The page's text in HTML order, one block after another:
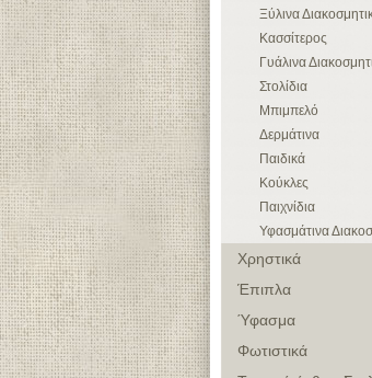
Ξύλινα
Κασσίτερος
Γυάλινα
Στολίδια
Μπιμπελό
Δερμάτινα
Παιδικά
Κούκλες
Παιχνίδια
Υφασμάτινα
Χρηστικά
Έπιπλα
Ύφασμα
Φωτιστικά